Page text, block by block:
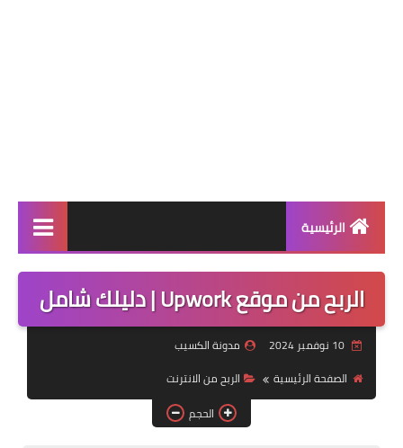
الرئيسية
الربح من الانترنت
الالعاب
التطبيقات
التقنية
المواقع
الربح من موقع Upwork | دليلك شامل
10 نوفمبر 2024
مدونة الكسيب
الصفحة الرئيسية
الربح من الانترنت
الحجم